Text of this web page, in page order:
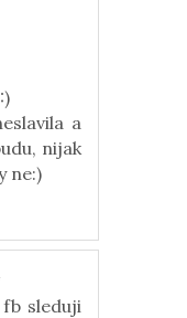
a
nijak
ne:)
sleduji